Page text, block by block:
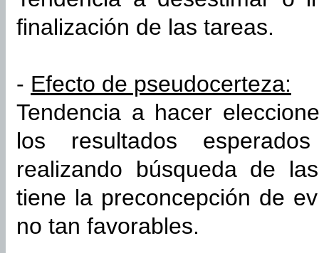
finalización de las tareas.
- Efecto de pseudocerteza:
Tendencia a hacer
los resultados
realizando búsqueda de
tiene la preconcepción de
no tan favorables.